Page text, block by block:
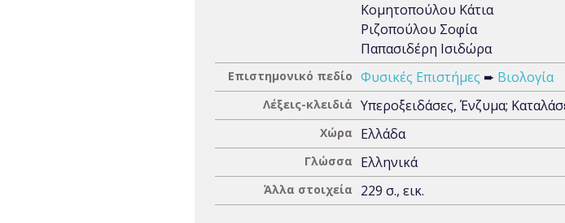
Κομητοπούλου Κάτια
Ριζοπούλου Σοφία
Παπασιδέρη Ισιδώρα
Επιστημονικό πεδίο Φυσικές Επιστήμες ➨ Βιολογία
Λέξεις-κλειδιά Υπεροξειδάσες, Ένζυμα;
Χώρα Ελλάδα
Γλώσσα Ελληνικά
Άλλα στοιχεία 229 σ., εικ.